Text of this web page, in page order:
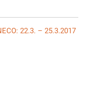
22.3. – 25.3.2017